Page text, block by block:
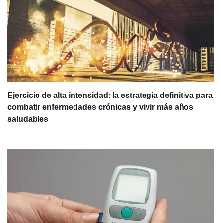
Ejercicio de alta intensidad: la estrategia definitiva para
combatir enfermedades crónicas y vivir más años
saludables